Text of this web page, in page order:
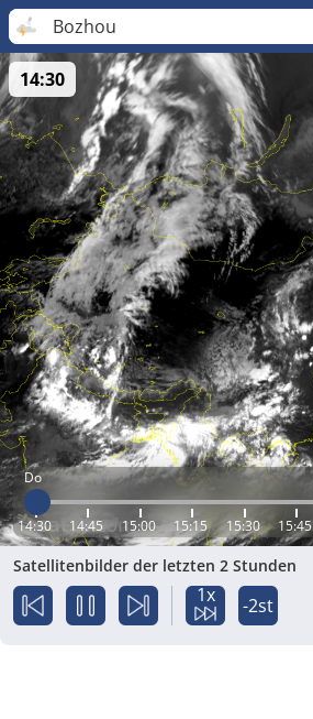
Bozhou
Do
14:30 14:45 15:00 15:15 15:30 15:45
14:30
Satellitenbilder der letzten 2 Stunden
1x -2st